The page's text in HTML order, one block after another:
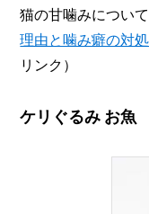
猫の甘噛みについ
理由と噛み癖の対
リンク）
ケリぐるみ お魚